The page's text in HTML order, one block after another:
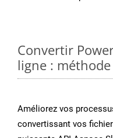
Convertir
ligne :
Améliorez vos
convertissant vos